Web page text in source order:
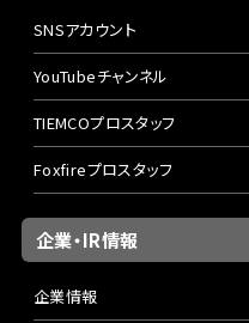
SNSアカウント
YouTubeチャンネル
TIEMCOプロスタッフ
Foxfireプロスタッフ
企業・IR情報
企業情報